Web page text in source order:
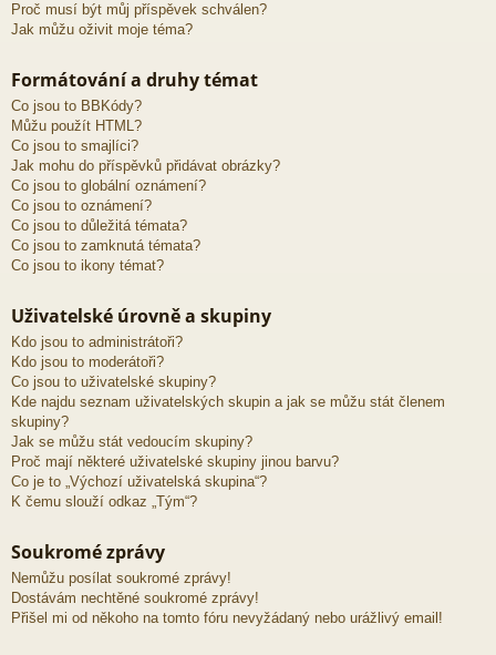
Proč musí být můj příspěvek schválen?
Jak můžu oživit moje téma?
Formátování a druhy témat
Co jsou to BBKódy?
Můžu použít HTML?
Co jsou to smajlíci?
Jak mohu do příspěvků přidávat obrázky?
Co jsou to globální oznámení?
Co jsou to oznámení?
Co jsou to důležitá témata?
Co jsou to zamknutá témata?
Co jsou to ikony témat?
Uživatelské úrovně a skupiny
Kdo jsou to administrátoři?
Kdo jsou to moderátoři?
Co jsou to uživatelské skupiny?
Kde najdu seznam uživatelských skupin a jak se můžu stát členem
skupiny?
Jak se můžu stát vedoucím skupiny?
Proč mají některé uživatelské skupiny jinou barvu?
Co je to „Výchozí uživatelská skupina“?
K čemu slouží odkaz „Tým“?
Soukromé zprávy
Nemůžu posílat soukromé zprávy!
Dostávám nechtěné soukromé zprávy!
Přišel mi od někoho na tomto fóru nevyžádaný nebo urážlivý email!